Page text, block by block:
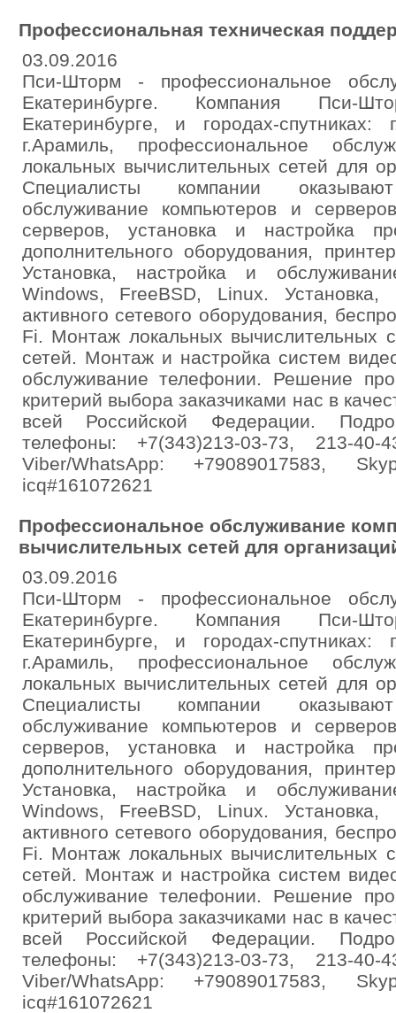
Профессиональная техническая
03.09.2016
Пси-Шторм - профессиональное
Екатеринбурге. Компания Пси-
Екатеринбурге, и городах-спутниках:
г.Арамиль, профессиональное
локальных вычислительных сетей для
Специалисты компании
обслуживание компьютеров и
серверов, установка и настройка
дополнительного оборудования,
Установка, настройка и
Windows, FreeBSD, Linux. Установка,
активного сетевого оборудования,
Fi. Монтаж локальных вычислительных
сетей. Монтаж и настройка систем
обслуживание телефонии. Решение
критерий выбора заказчиками нас в
всей Российской Федерации.
телефоны: +7(343)213-03-73, 213-40-
Viber/WhatsApp: +79089017583,
icq#161072621
Профессиональное обслуживание
вычислительных сетей для
03.09.2016
Пси-Шторм - профессиональное
Екатеринбурге. Компания Пси-
Екатеринбурге, и городах-спутниках:
г.Арамиль, профессиональное
локальных вычислительных сетей для
Специалисты компании
обслуживание компьютеров и
серверов, установка и настройка
дополнительного оборудования,
Установка, настройка и
Windows, FreeBSD, Linux. Установка,
активного сетевого оборудования,
Fi. Монтаж локальных вычислительных
сетей. Монтаж и настройка систем
обслуживание телефонии. Решение
критерий выбора заказчиками нас в
всей Российской Федерации.
телефоны: +7(343)213-03-73, 213-40-
Viber/WhatsApp: +79089017583,
icq#161072621